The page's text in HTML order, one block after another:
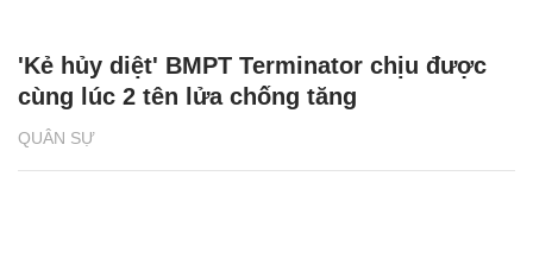
QUÂN SỰ
'Kẻ hủy diệt' BMPT Terminator chịu được
cùng lúc 2 tên lửa chống tăng